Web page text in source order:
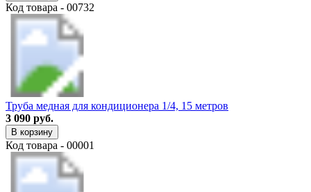
Код товара - 00732
Труба медная для кондиционера 1/4, 15 метров
3 090 руб.
В корзину
Код товара - 00001